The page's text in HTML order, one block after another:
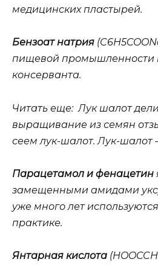
медицинских пластырей.
Бензоат натрия
пищевой промышленности
консерванта.
Читать еще: Лук шалот
выращивание из семян
сеем лук-шалот. Лук-шалот
Парацетамол и фенацетин
замещенными амидами
уже много лет
практике.
Янтарная кислота